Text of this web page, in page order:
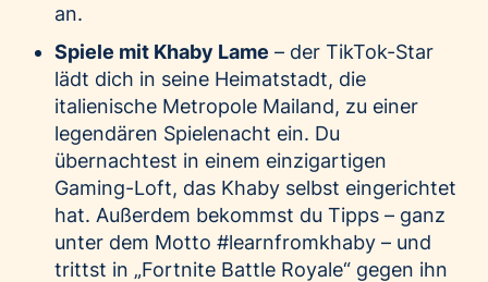
an.
Spiele mit Khaby Lame – der TikTok-Star
lädt dich in seine Heimatstadt, die
italienische Metropole Mailand, zu einer
legendären Spielenacht ein. Du
übernachtest in einem einzigartigen
Gaming-Loft, das Khaby selbst eingerichtet
hat. Außerdem bekommst du Tipps – ganz
unter dem Motto #learnfromkhaby – und
trittst in „Fortnite Battle Royale“ gegen ihn